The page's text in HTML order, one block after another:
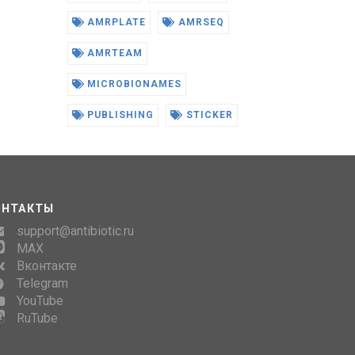
AMRPLATE AMRSEQ
AMRTEAM
MICROBIONAMES
PUBLISHING STICKER
support@antibiotic.ru
MAX
Вконтакте
Telegram
YouTube
RuTube